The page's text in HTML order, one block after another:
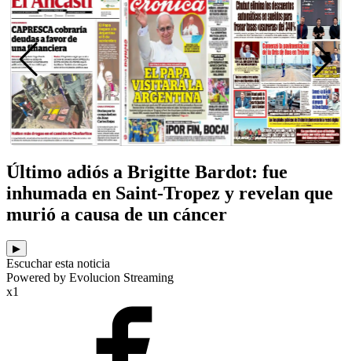
Último adiós a Brigitte Bardot: fue
inhumada en Saint-Tropez y revelan que
murió a causa de un cáncer
▶
Escuchar esta noticia
Powered by Evolucion Streaming
x1